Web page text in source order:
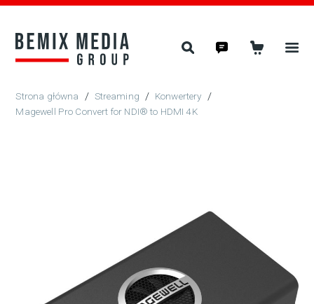
/ Streaming / Konwertery /
Magewell Pro Convert for NDI® to HDMI 4K